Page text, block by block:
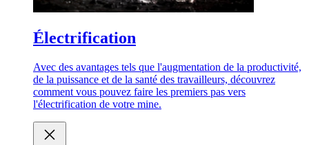
Électrification
Avec des avantages tels que l'augmentation de la productivité,
de la puissance et de la santé des travailleurs, découvrez
comment vous pouvez faire les premiers pas vers
l'électrification de votre mine.